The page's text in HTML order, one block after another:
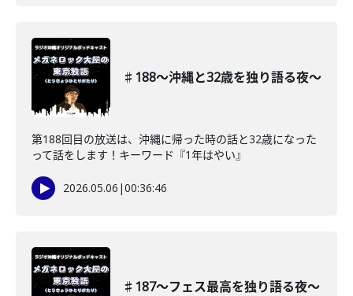
♯188〜沖縄と32歳を独り語る夜〜
第188回目の放送は、沖縄に帰った時の話と32歳になった
って話をします！キーワード『1年はやい』
2026.05.06 |00:36:46
♯187〜フェス最高を独り語る夜〜